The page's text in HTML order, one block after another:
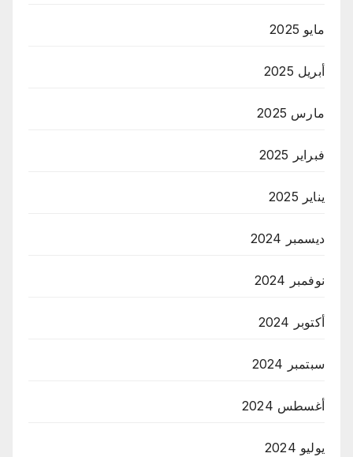
مايو 2025
أبريل 2025
مارس 2025
فبراير 2025
يناير 2025
ديسمبر 2024
نوفمبر 2024
أكتوبر 2024
سبتمبر 2024
أغسطس 2024
يوليو 2024